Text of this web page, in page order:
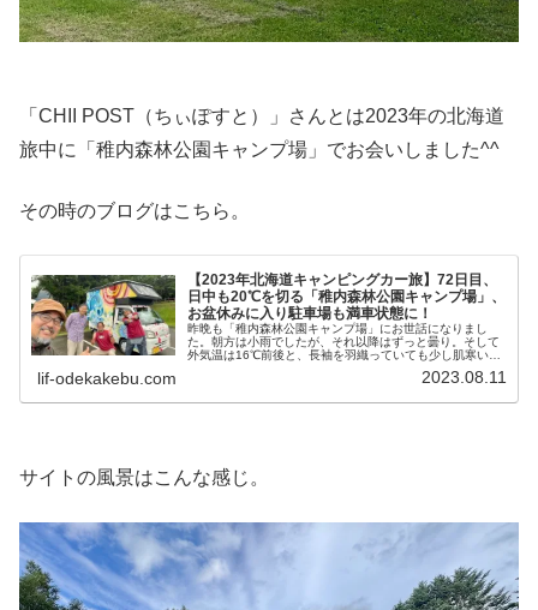
「CHII POST（ちぃぽすと）」さんとは2023年の北海道
旅中に「稚内森林公園キャンプ場」でお会いしました^^
その時のブログはこちら。
【2023年北海道キャンピングカー旅】72日目、
日中も20℃を切る「稚内森林公園キャンプ場」、
お盆休みに入り駐車場も満車状態に！
昨晩も「稚内森林公園キャンプ場」にお世話になりまし
た。朝方は小雨でしたが、それ以降はずっと曇り。そして
外気温は16℃前後と、長袖を羽織っていても少し肌寒い感
lif-odekakebu.com 2023.08.11
サイトの風景はこんな感じ。